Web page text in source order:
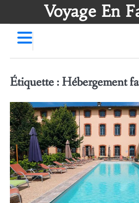
Voyage En
Étiquette : Hébergement